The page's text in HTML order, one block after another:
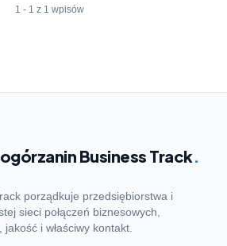
1 - 1 z 1 wpisów
Business Track.
porządkuje przedsiębiorstwa i
sieci połączeń biznesowych,
i właściwy kontakt.